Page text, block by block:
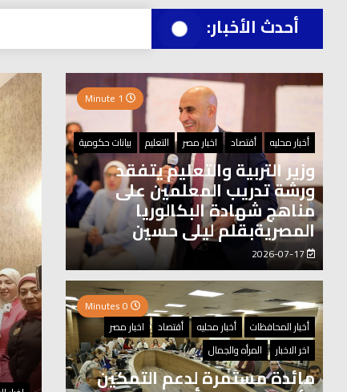
أحدث الأخبار:
أخبار محليه أقتصاد اخبار مصر التعليم بيانات حكومية
وزير التربية والتعليم يتفقد
ورشة تدريب المعلمين على
مناهج شهادة البكالوريا
المصريةبقلم ليلى حسين
2026-07-17
أخبار المحافظات
أخبار محليه أقتصاد
اخبار مصر
اخر الاخبار
المرأه والجمال
مائدة مستمرة لدعم التمكين
0 Minutes